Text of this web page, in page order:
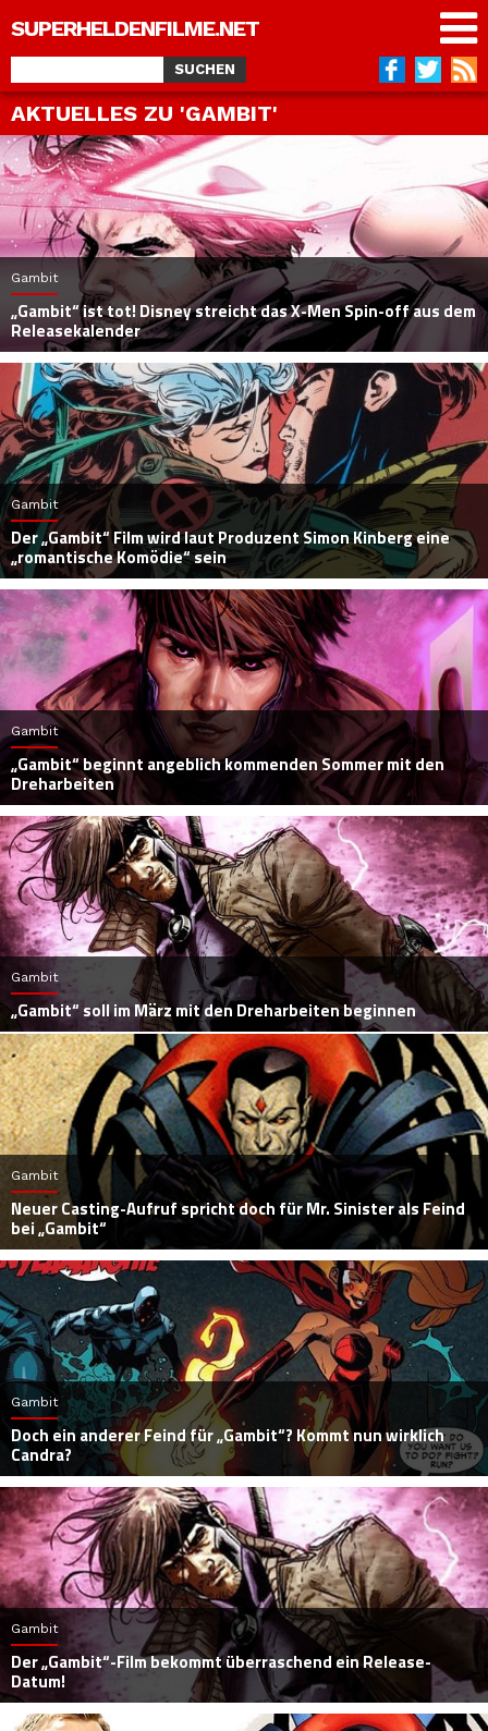
SUPERHELDENFILME.NET
AKTUELLES ZU 'GAMBIT'
Gambit
„Gambit“ ist tot! Disney streicht das X-Men Spin-off aus dem
Releasekalender
Gambit
Der „Gambit“ Film wird laut Produzent Simon Kinberg eine
„romantische Komödie“ sein
Gambit
„Gambit“ beginnt angeblich kommenden Sommer mit den
Dreharbeiten
Gambit
„Gambit“ soll im März mit den Dreharbeiten beginnen
Gambit
Neuer Casting-Aufruf spricht doch für Mr. Sinister als Feind
bei „Gambit“
Gambit
Doch ein anderer Feind für „Gambit“? Kommt nun wirklich
Candra?
Gambit
Der „Gambit“-Film bekommt überraschend ein Release-
Datum!